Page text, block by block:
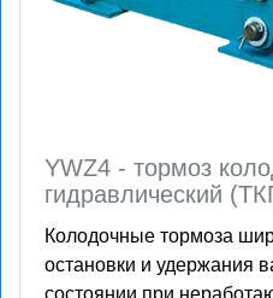
YWZ4 - тормоз
гидравлический
Колодочные тормоза
остановки и удержания